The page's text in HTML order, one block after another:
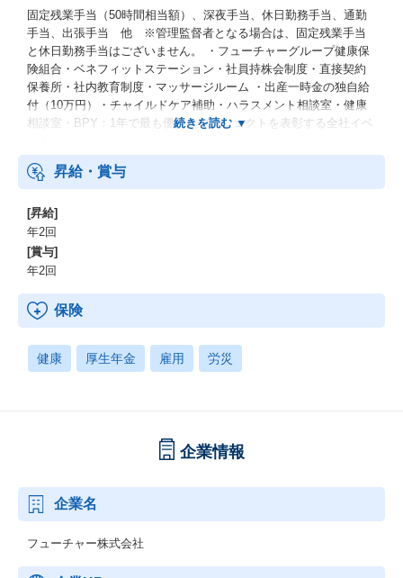
固定残業手当（50時間相当額）、深夜手当、休日勤務手当、通勤
手当、出張手当 他 ※管理監督者となる場合は、固定残業手当
と休日勤務手当はございません。 ・フューチャーグループ健康保
険組合・ベネフィットステーション・社員持株会制度・直接契約
保養所・社内教育制度・マッサージルーム ・出産一時金の独自給
付（10万円）・チャイルドケア補助・ハラスメント相談室・健康
相談室・BPY：1年で最も優れたプロジェクトを表彰する全社イベ
昇給・賞与
[昇給]
年2回
[賞与]
年2回
保険
健康 厚生年金 雇用 労災
企業情報
企業名
フューチャー株式会社